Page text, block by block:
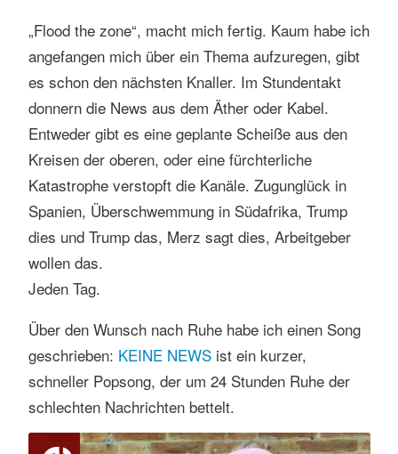
„Flood the zone“, macht mich fertig. Kaum habe ich
angefangen mich über ein Thema aufzuregen, gibt
es schon den nächsten Knaller. Im Stundentakt
donnern die News aus dem Äther oder Kabel.
Entweder gibt es eine geplante Scheiße aus den
Kreisen der oberen, oder eine fürchterliche
Katastrophe verstopft die Kanäle. Zugunglück in
Spanien, Überschwemmung in Südafrika, Trump
dies und Trump das, Merz sagt dies, Arbeitgeber
wollen das.
Jeden Tag.
Über den Wunsch nach Ruhe habe ich einen Song
geschrieben: KEINE NEWSist ein kurzer,
schneller Popsong, der um 24 Stunden Ruhe der
schlechten Nachrichten bettelt.